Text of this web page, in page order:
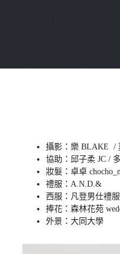
攝影：樂 BLAKE /
協助：邱子柔 JC /
妝髮：卓卓
禮服：A.N.D.&
西服：凡登男仕禮服
捧花：森林花苑
外景：大同大學